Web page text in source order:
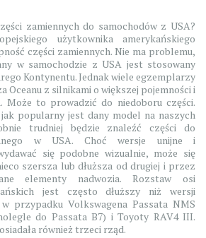
zamiennych do samochodów z USA?
użytkownika amerykańskiego
części zamiennych. Nie ma problemu,
w samochodzie z USA jest stosowany
Kontynentu. Jednak wiele egzemplarzy
Oceanu z silnikami o większej pojemności i
Może to prowadzić do niedoboru części.
popularny jest dany model na naszych
trudniej będzie znaleźć części do
w USA. Choć wersje unijne i
się podobne wizualnie, może się
szersza lub dłuższa od drugiej i przez
elementy nadwozia. Rozstaw osi
jest często dłuższy niż wersji
przypadku Volkswagena Passata NMS
do Passata B7) i Toyoty RAV4 III.
również trzeci rząd.